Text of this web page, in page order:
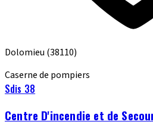
Dolomieu (38110)
Caserne de pompiers
Sdis 38
Centre D'incendie et de